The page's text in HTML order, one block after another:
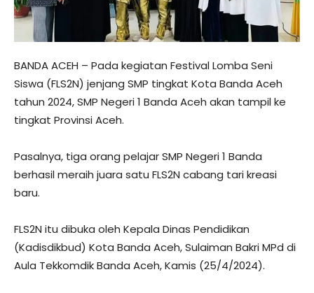
BANDA ACEH – Pada kegiatan Festival Lomba Seni
Siswa (FLS2N) jenjang SMP tingkat Kota Banda Aceh
tahun 2024, SMP Negeri 1 Banda Aceh akan tampil ke
tingkat Provinsi Aceh.
Pasalnya, tiga orang pelajar SMP Negeri 1 Banda
berhasil meraih juara satu FLS2N cabang tari kreasi
baru.
FLS2N itu dibuka oleh Kepala Dinas Pendidikan
(Kadisdikbud) Kota Banda Aceh, Sulaiman Bakri MPd di
Aula Tekkomdik Banda Aceh, Kamis (25/4/2024).